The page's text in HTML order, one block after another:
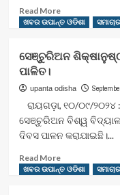
କୋର୍ଟର
ପ୍ରତିଷ୍ଠା
ମୁଖ୍ୟମନ୍ତ୍ରୀଙ୍କୁ
ଏ.ବି.ସି.
Read MoreRead
more
ରେ
ହୋଇଥିବା
ଲଘୁଚାପ
ପ୍ରଭାବରେ
କ୍ଷୟକ୍ଷତି
ଓ
ସଂକ୍ରାନ୍ତ
ରେ
ଖବର ଉପାନ୍ତ ଓଡିଶା ସମାଚାର
ସେଞ୍ଚୁରିଅନ
ପାଳିତ।
upanta odisha
ରାୟଗଡ଼ା, ୧୦/୦୯/
ସେଞ୍ଚୁରିଅନ ବିଶ୍ୱ
ଦିବସ ପାଳନ କରାଯାଇଛି।...
Read MoreRead
more
ଖବର ଉପାନ୍ତ ଓଡିଶା ସମାଚାର